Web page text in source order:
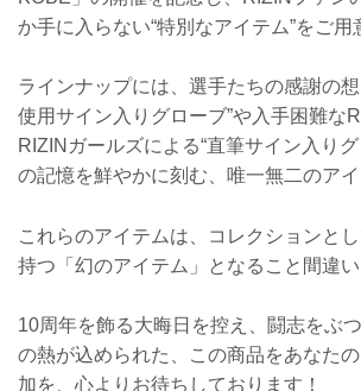
か手に入らない“特別なアイテム”をご用
ラインナップには、選手たちの感謝の
使用サイン入りグローブ”や入手困難な
RIZINガールズによる“直筆サイン入り
の記憶を鮮やかに刻む、唯一無二のアイ
これらのアイテムは、コレクションと
持つ「幻のアイテム」となること間違い
10周年を飾る大晦日を控え、闘志をぶ
の熱が込められた、この商品をあなた
加を、心よりお待ちしております！